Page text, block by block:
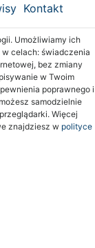
Kontakt
Umożliwiamy ich
celach: świadczenia
bez zmiany
w Twoim
poprawnego i
samodzielnie
Więcej
znajdziesz w polityce